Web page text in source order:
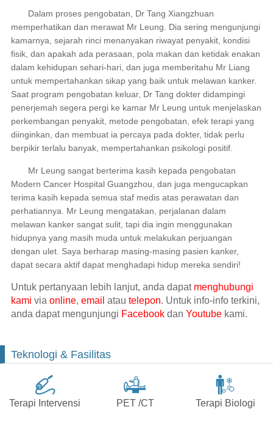
Dalam proses pengobatan, Dr Tang Xiangzhuan
memperhatikan dan merawat Mr Leung. Dia sering mengunjungi
kamarnya, sejarah rinci menanyakan riwayat penyakit, kondisi
fisik, dan apakah ada perasaan, pola makan dan ketidak enakan
dalam kehidupan sehari-hari, dan juga memberitahu Mr Liang
untuk mempertahankan sikap yang baik untuk melawan kanker.
Saat program pengobatan keluar, Dr Tang dokter didampingi
penerjemah segera pergi ke kamar Mr Leung untuk menjelaskan
perkembangan penyakit, metode pengobatan, efek terapi yang
diinginkan, dan membuat ia percaya pada dokter, tidak perlu
berpikir terlalu banyak, mempertahankan psikologi positif.
Mr Leung sangat berterima kasih kepada pengobatan
Modern Cancer Hospital Guangzhou, dan juga mengucapkan
terima kasih kepada semua staf medis atas perawatan dan
perhatiannya. Mr Leung mengatakan, perjalanan dalam
melawan kanker sangat sulit, tapi dia ingin menggunakan
hidupnya yang masih muda untuk melakukan perjuangan
dengan ulet. Saya berharap masing-masing pasien kanker,
dapat secara aktif dapat menghadapi hidup mereka sendiri!
Untuk pertanyaan lebih lanjut, anda dapat menghubungi
kami via online, email atau telepon. Untuk info-info terkini,
anda dapat mengunjungi Facebookdan Youtubekami.
Teknologi & Fasilitas
Terapi Intervensi PET /CT Terapi Biologi